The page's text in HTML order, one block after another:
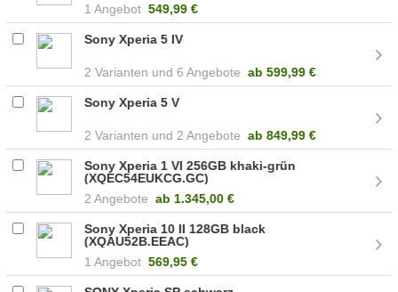
1 Angebot 549,99 €
Sony Xperia 5 IV
2 6 Angebote ab 599,99 €
Sony Xperia 5 V
2 2 Angebote ab 849,99 €
Sony Xperia 1 VI 256GB khaki-grün
(XQEC54EUKCG.GC)
2 Angebote ab 1.345,00 €
Sony Xperia 10 II 128GB black
(XQAU52B.EEAC)
1 Angebot 569,95 €